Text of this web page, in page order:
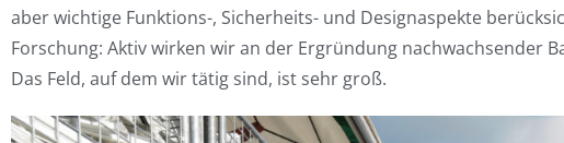
aber wichtige Funktions-, Sicherheits- und Designaspekte
Forschung: Aktiv wirken wir an der Ergründung nachwachsender
Das Feld, auf dem wir tätig sind, ist sehr groß.